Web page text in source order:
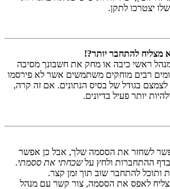
יצטרכו לתקן.
מצליח להתחבר יותר?!
ראשי כיבה או מחק את חשבונך מסיבה
רבים מוחקים משתמשים אשר לא פירסמו
לצמצם בגודל של בסיס הנתונים. אם זה קרה,
יותר פעיל בדיונים.
לשחזר את הססמה שלך, אבל כן אפשר
ההתחברות ולחץ עלשכחתי את ססמתי.
ותוכל להתחבר שוב תוך זמן קצר.
לאפס את הססמה, צור קשר עם מנהל